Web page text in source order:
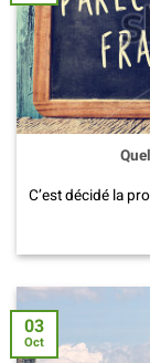
C’est décidé la
03
Oct